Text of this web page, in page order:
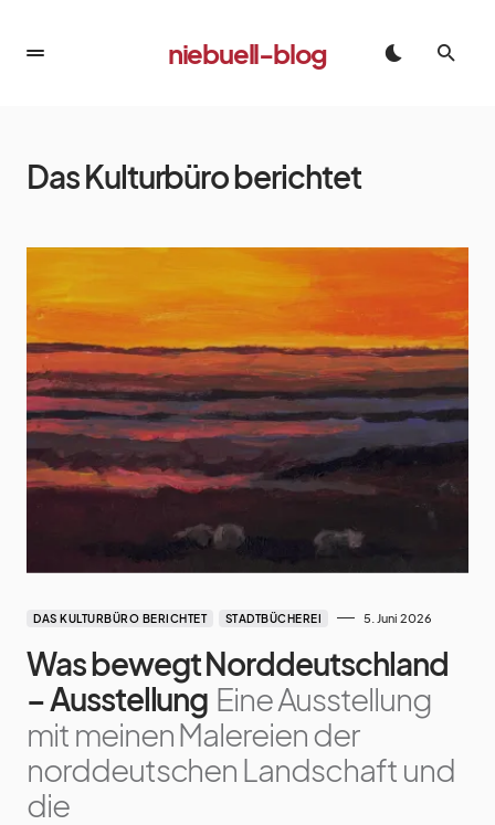
niebuell-blog
Das Kulturbüro berichtet
DAS KULTURBÜRO BERICHTET STADTBÜCHEREI 5. Juni 2026
Was bewegt Norddeutschland
– Ausstellung Eine Ausstellung
mit meinen Malereien der
norddeutschen Landschaft und
die